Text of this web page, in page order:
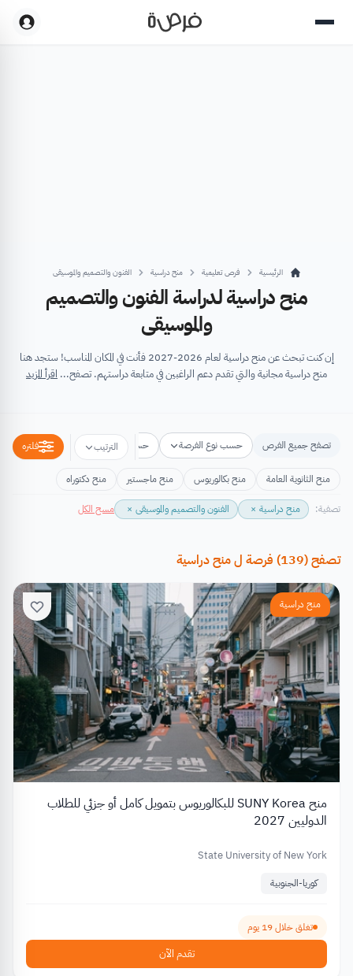
الرئيسية فرص تعليمية منح دراسية الفنون والتصميم والموسيقى
منح دراسية لدراسة الفنون والتصميم
والموسيقى
إن كنت تبحث عن منح دراسية لعام 2026-2027 فأنت في المكان المناسب! ستجد هنا
منح دراسية مجانية والتي تقدم دعم الراغبين في متابعة دراستهم. تصفح... اقرأ المزيد
تصفح جميع الفرص حسب نوع الفرصة حسب مكان الفرصة حسب الترتيب فلتره
منح الثانوية العامة منح بكالوريوس منح ماجستير منح دكتوراه
تصفية: منح دراسية × الفنون والتصميم والموسيقى × مسح الكل
تصفح(
139
) فرصة لمنح دراسية
منح دراسية
منح SUNY Korea للبكالوريوس بتمويل كامل أو جزئي للطلاب
الدوليين 2027
State University of New York
كوريا-الجنوبية
تغلق خلال 19 يوم
تقدم الآن